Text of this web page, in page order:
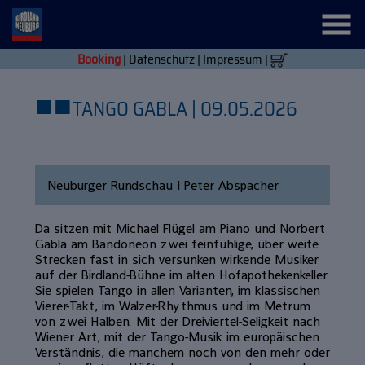
Booking| Datenschutz| Impressum |
■■TANGO GABLA | 09.05.2026
Neuburger Rundschau | Peter Abspacher
Da sitzen mit Michael Flügel am Piano und Norbert
Gabla am Bandoneon zwei feinfühlige, über weite
Strecken fast in sich versunken wirkende Musiker
auf der Birdland-Bühne im alten Hofapothekenkeller.
Sie spielen Tango in allen Varianten, im klassischen
Vierer-Takt, im Walzer-Rhythmus und im Metrum
von zwei Halben. Mit der Dreiviertel-Seligkeit nach
Wiener Art, mit der Tango-Musik im europäischen
Verständnis, die manchem noch von den mehr oder